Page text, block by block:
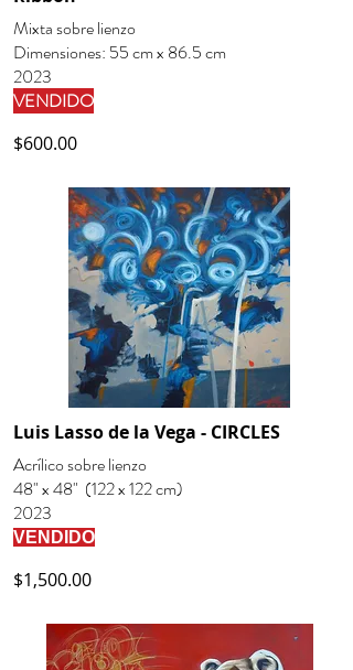
Mixta sobre lienzo
Dimensiones: 55 cm x 86.5 cm
2023
VENDIDO
$600.00
Luis Lasso de la Vega - CIRCLES
Acrílico sobre lienzo
48" x 48" (122 x 122 cm)
2023
VENDIDO
$1,500.00